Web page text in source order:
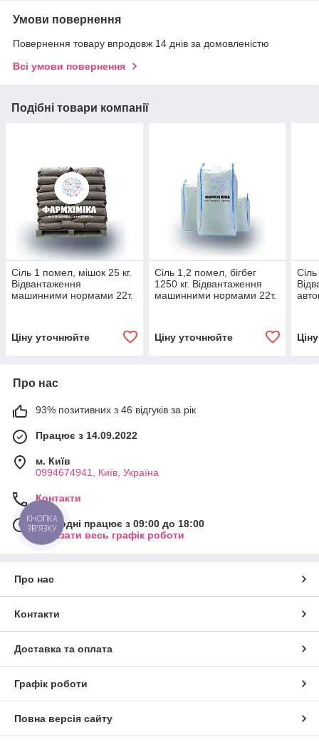
Умови повернення
Повернення товару впродовж 14 днів за домовленістю
Всі умови повернення
Подібні товари компанії
Сіль 1 помел, мішок 25 кг.
Відвантаження
машинними нормами 22т.
Ціну уточнюйте
Сіль 1,2 помел, бігбег
1250 кг. Відвантаження
машинними нормами 22т.
Ціну уточнюйте
Про нас
93% позитивних з 46 відгуків за рік
Працює з 14.09.2022
м. Київ
0994674941, Київ, Україна
Контакти
Сьогодні працює з 09:00 до 18:00
Показати весь графік роботи
Про нас
Контакти
Доставка та оплата
Графік роботи
Повна версія сайту
КНОПКА
ЗВ'ЯЗКУ